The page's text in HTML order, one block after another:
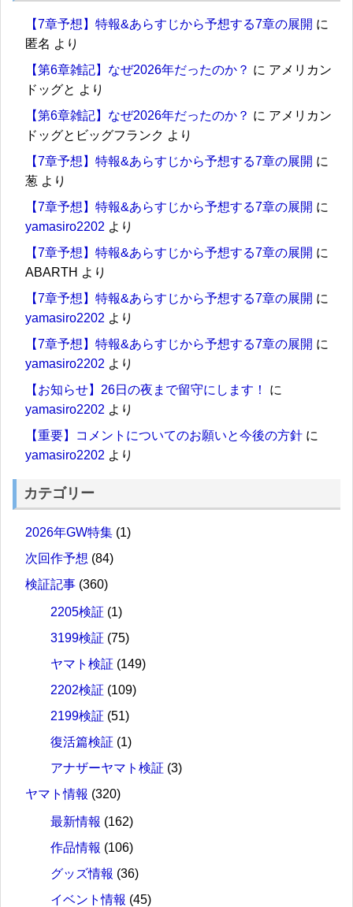
【7章予想】特報&あらすじから予想する7章の展開 に
匿名 より
【第6章雑記】なぜ2026年だったのか？ に アメリカン
ドッグと より
【第6章雑記】なぜ2026年だったのか？ に アメリカン
ドッグとビッグフランク より
【7章予想】特報&あらすじから予想する7章の展開 に
葱 より
【7章予想】特報&あらすじから予想する7章の展開 に
yamasiro2202 より
【7章予想】特報&あらすじから予想する7章の展開 に
ABARTH より
【7章予想】特報&あらすじから予想する7章の展開 に
yamasiro2202 より
【7章予想】特報&あらすじから予想する7章の展開 に
yamasiro2202 より
【お知らせ】26日の夜まで留守にします！
に
yamasiro2202 より
【重要】コメントについてのお願いと今後の方針 に
yamasiro2202 より
カテゴリー
2026年GW特集 (1)
次回作予想 (84)
検証記事 (360)
2205検証 (1)
3199検証 (75)
ヤマト検証 (149)
2202検証 (109)
2199検証 (51)
復活篇検証 (1)
アナザーヤマト検証 (3)
ヤマト情報 (320)
最新情報 (162)
作品情報 (106)
グッズ情報 (36)
イベント情報 (45)